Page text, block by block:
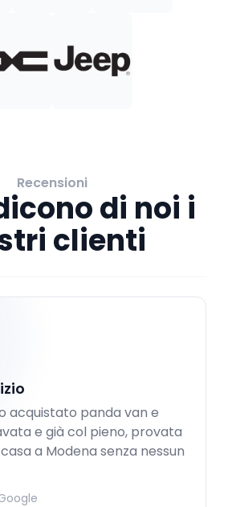
Recensioni
di noi i
clienti
acquistato panda van e
e già col pieno, provata
a Modena senza nessun